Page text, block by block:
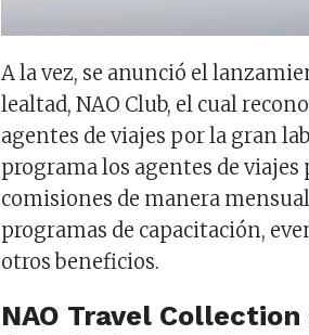
A la vez, se anunció el
lealtad, NAO Club, el cual
agentes de viajes por la gran
programa los agentes de
comisiones de manera
programas de capacitación,
otros beneficios.
NAO Travel